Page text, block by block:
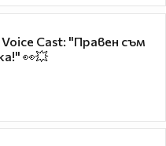
Cast: "Правен съм
👀💥